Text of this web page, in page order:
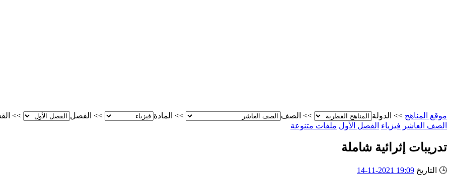
موقع المناهج >> الدولة >> الصف >> المادة >> الفصل >>
الصف العاشر فيزياء الفصل الأول ملفات متنوعة
تدريبات إثرائية شاملة
🕒 التاريخ 19:09 2021-11-14